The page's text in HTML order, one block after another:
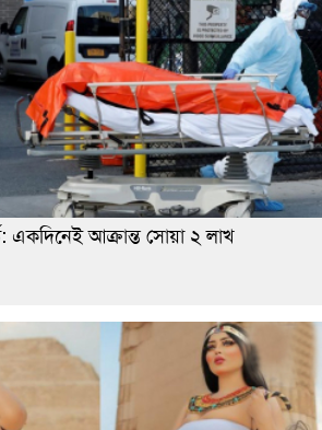
একদিনেই আক্রান্ত সোয়া ২ লাখ